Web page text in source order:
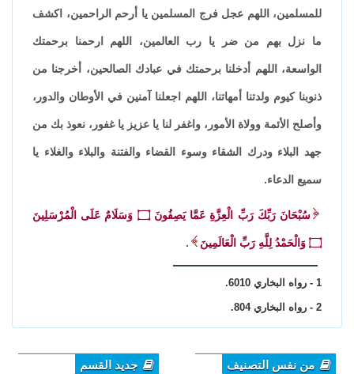
للمسلمين، اللهم عجل فرج المسلمين يا أرحم الراحمين، اكشف
ما نزل بهم من ضر يا رب العالمين، اللهم ارحمنا برحمتك
الواسعة، اللهم أدخلنا برحمتك في عبادك الصالحين، أخرجنا من
ذنوبنا كيوم ولدتنا أمهاتنا، اللهم اجعلنا آمنين في الأوطان والدور،
وأصلح الأئمة وولاة الأمور، واغفر لنا يا عزيز يا غفور، نعوذ بك من
جهد البلاء ودرك الشقاء وسوء القضاء والفتنة والبلاء والغلاء يا
سميع الدعاء.
سُبْحَانَ رَبِّكَ رَبِّ الْعِزَّةِ عَمَّا يَصِفُونَ ۝ وَسَلَامٌ عَلَى الْمُرْسَلِينَ
۝ وَالْحَمْدُ لِلَّهِ رَبِّ الْعَالَمِينَ .
1 - رواه البخاري 6010.
2 - رواه البخاري 804.
من نفس التصنيف جديد القسم